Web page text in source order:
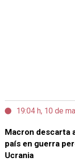
19:04 h, 10 de
Macron descarta
país en guerra
Ucrania